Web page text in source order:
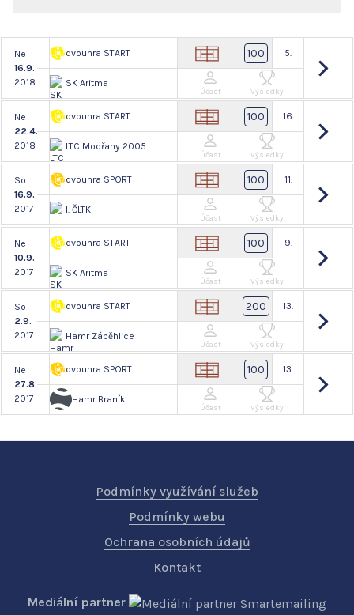
Ne
16.9.
2018
dvouhra START
SK Aritma
100 5.
Účast Výsledky
Ne
22.4.
2018
dvouhra START
LTC Modřany 2005
100 16.
Účast Výsledky
So
16.9.
2017
dvouhra SPORT
I. ČLTK
100 11.
Účast Výsledky
Ne
10.9.
2017
dvouhra START
SK Aritma
100 9.
Účast Výsledky
So
2.9.
2017
dvouhra START
Hamr Záběhlice
200 13.
Účast Výsledky
Ne
27.8.
2017
dvouhra SPORT
Hamr Braník
100 13.
Účast Výsledky
Podmínky využívání služeb
Podmínky webu
Ochrana osobních údajů
Kontakt
Mediální partner